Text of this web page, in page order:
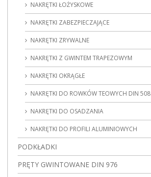
NAKRĘTKI ŁOŻYSKOWE
NAKRĘTKI ZABEZPIECZAJĄCE
NAKRĘTKI ZRYWALNE
NAKRĘTKI Z GWINTEM TRAPEZOWYM
NAKRĘTKI OKRĄGŁE
NAKRĘTKI DO ROWKÓW TEOWYCH DIN 508
NAKRĘTKI DO OSADZANIA
NAKRĘTKI DO PROFILI ALUMINIOWYCH
PODKŁADKI
PRĘTY GWINTOWANE DIN 976